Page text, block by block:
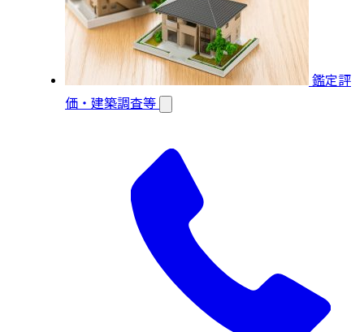
鑑定評
価・建築調査等